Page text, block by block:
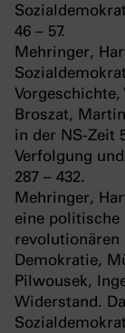
46 – 57.
Mehringer,
Broszat,
in der NS-Zeit
Verfolgung
287 – 432.
Mehringer,
eine politische
revolutionären
Demokratie,
Pilwousek,
Widerstand.